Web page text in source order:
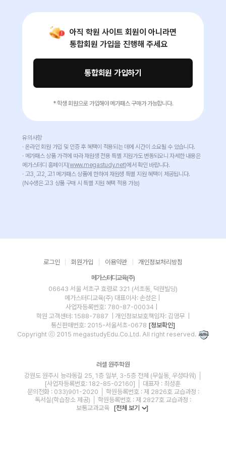
아직 학원 사이트 회원이 아니라면
통합회원 가입을 진행해 주세요
통합회원 가입하기
* 학생 회원으로 가입해야 메가패스 구매가 가능합니다.
유의사항
· 온라인 회원 가입 및 인증 후 혜택이 적용되는 데에 시간이 소요될 수 있습니다.
· 메가패스 상품 가격에 따라 재원생 전용 특별 지원가도 변동되오니 자세한 내용은
메가스터디 홈페이지 (www.megastudy.net)에서 확인 바랍니다.
· 고3, 고2, 고1 메가패스 상품에 한하여 재원생 특별 지원 혜택이 제공됩니다.
(N수생은 고3 상품 구매 시 특별 지원 혜택 적용 가능)
로그인 회원가입 이용약관 개인정보처리방침
메가스터디교육(주)
06643 서울 서초구 효령로 321 (서초동, 덕원빌딩)
메가스터디교육(주) 대표이사: 손성은 |
사업자등록번호: 780-87-00034
학원 고객센터: 1588-7887
| 개인정보보호책임자: 김영무
통신판매번호: 2015-서울서초-0678 [정보확인]
Copyright ⓒ 2015 megastudyEdu.Co.Ltd. All right reserved.
러셀 원주학원
강원도 원주시 능라동길 25, 1층 일부, 3-5층 전체 (무실동, 우성타워) │
[사업자등록번호: 182-85-02160] │ 대표자 : 최성훈
문의전화 : 033)901-2020 │ 학원등록번호 : 제 2826호 교습과정 :
독서실(학습장소 제공) │ 학원등록번호 : 제 2827호 교습과정 :
보통교과교육 [전체 보기 ]